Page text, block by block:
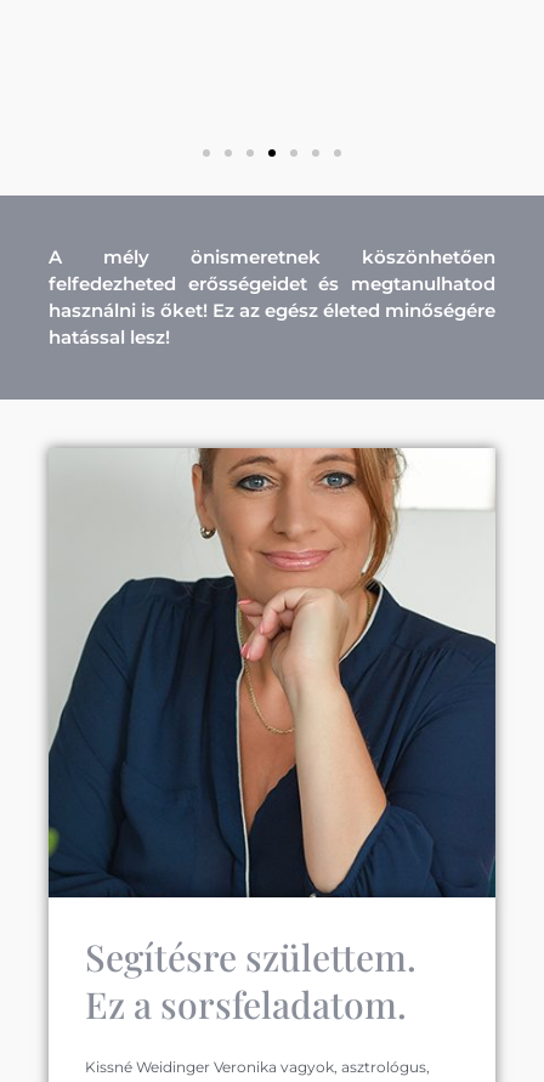
A mély önismeretnek köszönhetően
felfedezheted erősségeidet és megtanulhatod
használni is őket! Ez az egész életed minőségére
hatással lesz!
Segítésre születtem.
Ez a sorsfeladatom.
Kissné Weidinger Veronika vagyok, asztrológus,